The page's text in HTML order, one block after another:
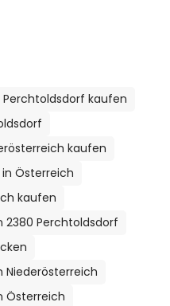
Perchtoldsdorf kaufen
kaufen
Österreich
kaufen
2380 Perchtoldsdorf
Niederösterreich
Österreich